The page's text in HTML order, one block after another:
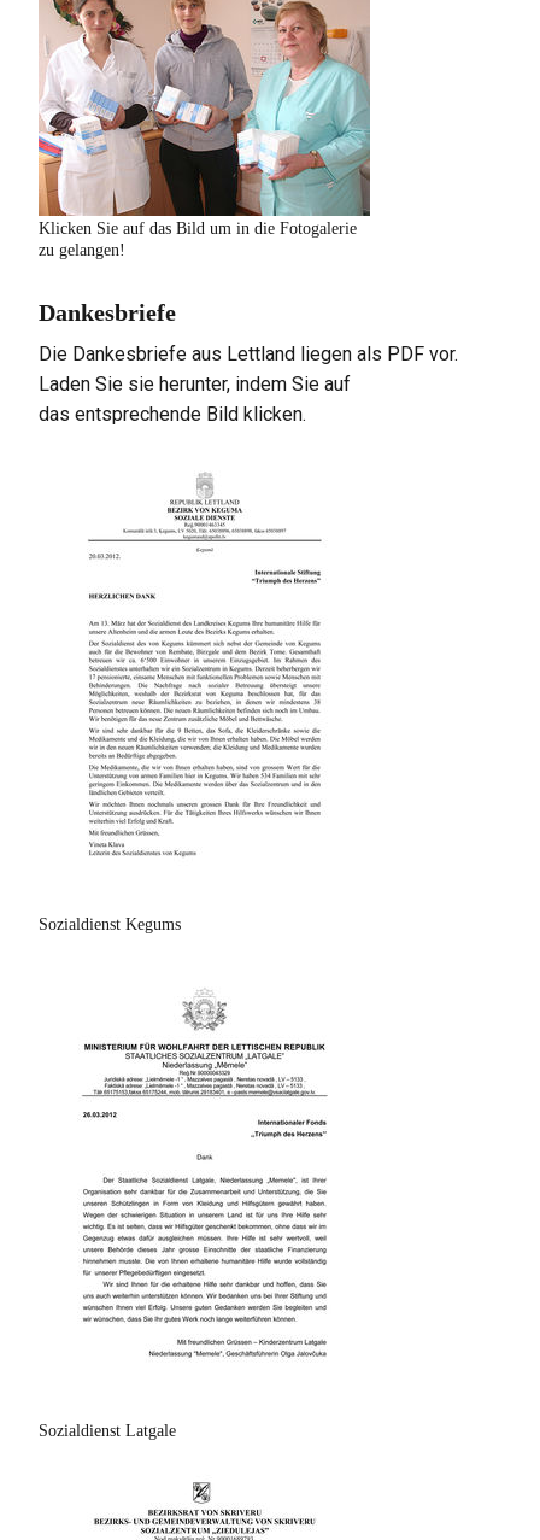
Klicken Sie auf das Bild um in die Fotogalerie
zu gelangen!
Dankesbriefe
Die Dankesbriefe aus Lettland liegen als PDF vor.
Laden Sie sie herunter, indem Sie auf
das entsprechende Bild klicken.
Sozialdienst Kegums
Sozialdienst Latgale